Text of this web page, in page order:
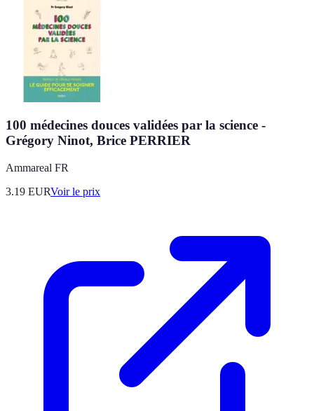
100 médecines douces validées par la science -
Grégory Ninot, Brice PERRIER
Ammareal FR
3.19 EURVoir le prix